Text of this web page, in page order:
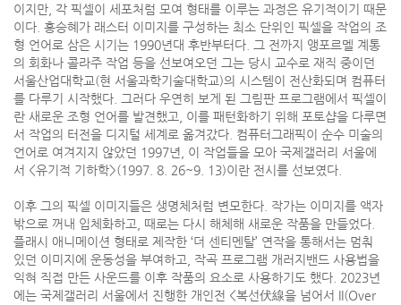
이지만, 각 픽셀이 세포처럼 모여 형태를 이루는 과정은 유기적이기 때문
이다. 홍승혜가 래스터 이미지를 구성하는 최소 단위인 픽셀을 작업의 조
형 언어로 삼은 시기는 1990년대 후반부터다. 그 전까지 앵포르멜 계통
의 회화나 콜라주 작업 등을 선보여오던 그는 당시 교수로 재직 중이던
서울산업대학교(현 서울과학기술대학교)의 시스템이 전산화되며 컴퓨터
를 다루기 시작했다. 그러다 우연히 보게 된 그림판 프로그램에서 픽셀이
란 새로운 조형 언어를 발견했고, 이를 패턴화하기 위해 포토샵을 다루면
서 작업의 터전을 디지털 세계로 옮겨갔다. 컴퓨터그래픽이 순수 미술의
언어로 여겨지지 않았던 1997년, 이 작업들을 모아 국제갤러리 서울에
서 <유기적 기하학>(1997. 8. 26~9. 13)이란 전시를 선보였다.
이후 그의 픽셀 이미지들은 생명체처럼 변모한다. 작가는 이미지를 액자
밖으로 꺼내 입체화하고, 때로는 다시 해체해 새로운 작품을 만들었다.
플래시 애니메이션 형태로 제작한 ‘더 센티멘탈’ 연작을 통해서는 멈춰
있던 이미지에 운동성을 부여하고, 작곡 프로그램 개러지밴드 사용법을
익혀 직접 만든 사운드를 이후 작품의 요소로 사용하기도 했다. 2023년
에는 국제갤러리 서울에서 진행한 개인전 <복선伏線을 넘어서 II(Over